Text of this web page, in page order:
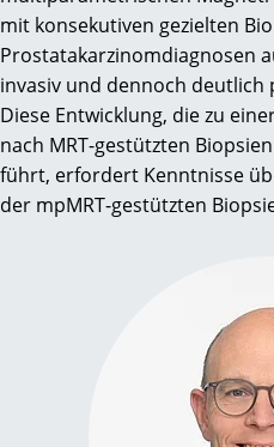
mit konsekutiven gezielten
Prostatakarzinomdiagnosen
invasiv und dennoch deutlich
Diese Entwicklung, die zu
nach MRT-gestützten
führt, erfordert Kenntnisse
der mpMRT-gestützten